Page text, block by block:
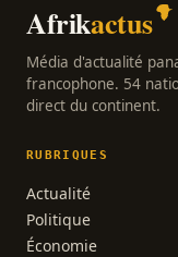
Afrikactus
Média d'actualité
francophone. 54
direct du continent.
RUBRIQUES
Actualité
Politique
Économie